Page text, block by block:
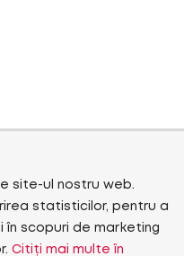
site-ul nostru web.
statisticilor, pentru a
în scopuri de marketing
Citiți mai multe în